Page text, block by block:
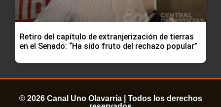
Retiro del capítulo de extranjerización de tierras
en el Senado: “Ha sido fruto del rechazo popular”
© 2026 Canal Uno Olavarría | Todos los derechos